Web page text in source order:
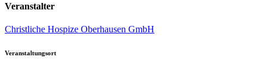
Veranstalter
Christliche Hospize Oberhausen GmbH
Veranstaltungsort